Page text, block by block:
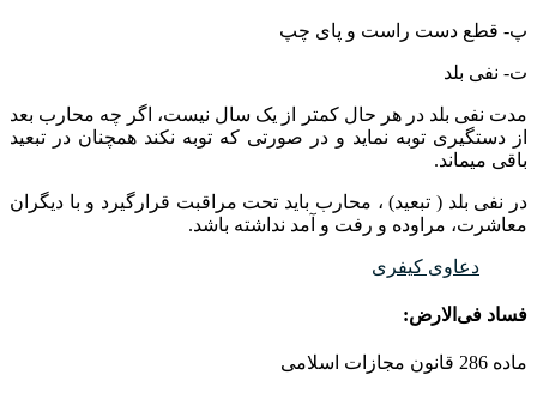
پ- قطع دست راست و پای چپ
ت- نفی بلد
مدت نفی بلد در هر حال کمتر از یک سال نیست، اگر چه محارب بعد
از دستگیری توبه نماید و در صورتی که توبه نکند همچنان در تبعید
باقی میماند.
در نفی بلد ( تبعید) ، محارب باید تحت مراقبت قرارگیرد و با دیگران
معاشرت، مراوده و رفت و آمد نداشته باشد.
دعاوی کیفری
فساد فی‌الارض:
ماده 286 قانون مجازات اسلامی